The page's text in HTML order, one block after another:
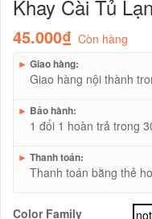
Khay Cài Tủ
45.000₫ Còn hàng
► Giao hàng:
Giao hàng nội thành
► Bảo hành:
1 đổi 1 hoàn trả trong
► Thanh toán:
Thanh toán bằng thẻ
Color Family